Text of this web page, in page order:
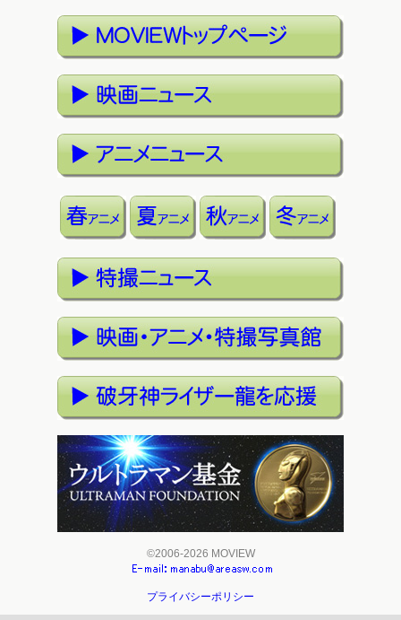
©2006-2026 MOVIEW
プライバシーポリシー